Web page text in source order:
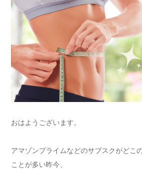
おはようございます。
アマゾンプライムなどのサブスクがどこ
ことが多い昨今、